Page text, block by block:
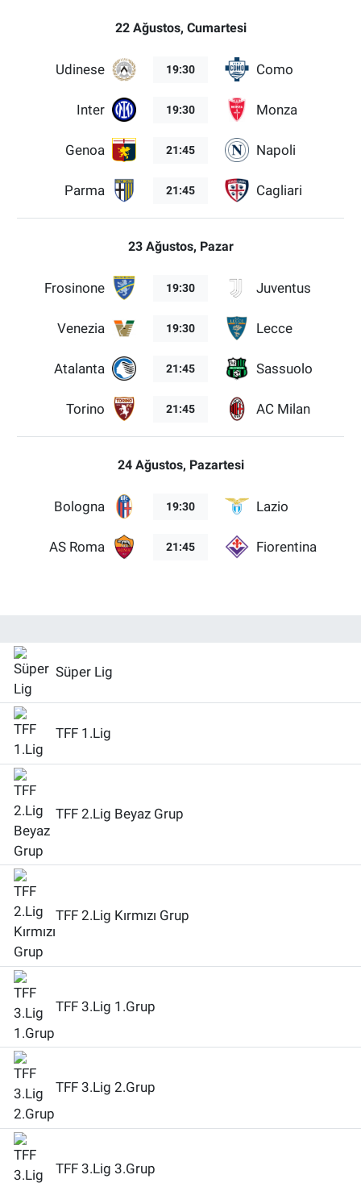
22 Ağustos, Cumartesi
Udinese 19:30 Como
Inter 19:30 Monza
Genoa 21:45 Napoli
Parma 21:45 Cagliari
23 Ağustos, Pazar
Frosinone 19:30 Juventus
Venezia 19:30 Lecce
Atalanta 21:45 Sassuolo
Torino 21:45 AC Milan
24 Ağustos, Pazartesi
Bologna 19:30 Lazio
AS Roma 21:45 Fiorentina
Süper Lig
TFF 1.Lig
TFF 2.Lig Beyaz Grup
TFF 2.Lig Kırmızı Grup
TFF 3.Lig 1.Grup
TFF 3.Lig 2.Grup
TFF 3.Lig 3.Grup